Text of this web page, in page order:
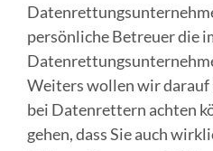
persönliche Betreuer die
Weiters wollen wir darauf
bei Datenrettern achten
gehen, dass Sie auch